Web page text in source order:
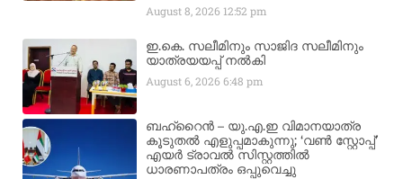
August 8, 2026 12:52 pm
ഇ.കെ. സലീമിനും സാജിദ സലീമിനും
യാത്രയയപ്പ് നൽകി
August 6, 20266:48 pm
ബഹ്‌റൈൻ – യു.എ.ഇ വിമാനയാത്ര
കൂടുതൽ എളുപ്പമാകുന്നു; ‘വൺ സ്റ്റോപ്പ്’
എയർ ട്രാവൽ സിസ്റ്റത്തിൽ
ധാരണാപത്രം ഒപ്പുവെച്ചു